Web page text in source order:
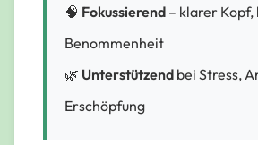
🧠 Fokussierend – klarer Kopf,
Benommenheit
🌿 Unterstützend bei Stress,
Erschöpfung